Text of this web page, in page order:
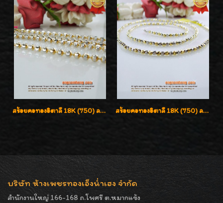
สร้อยคอทองอิตาลี 18K (750) ลายยินตันแกะมูนคัดสวย ลายนี้เงามากๆค่ะ ใส่ทนแข็งแรง สร้อยคอทองอิตาลี 18K (750) ลายสวยตัดเหลี่ยมคมชัด ใส่สวยน่ารักค่ะ
บริษัท ห้างเพชรทองเอ็งน่ำเฮง จำกัด
สำนักงานใหญ่ 166-168 ถ.โพศรี ต.หมากแข้ง